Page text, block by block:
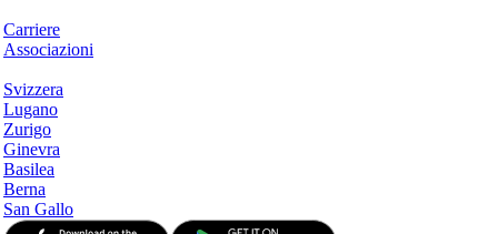
Carriere
Associazioni
Svizzera
Lugano
Zurigo
Ginevra
Basilea
Berna
San Gallo